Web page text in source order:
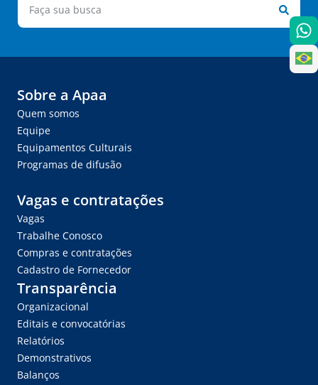
Sobre a Apaa
Quem somos
Equipe
Equipamentos Culturais
Programas de difusão
Vagas e contratações
Vagas
Trabalhe Conosco
Compras e contratações
Cadastro de Fornecedor
Transparência
Organizacional
Editais e convocatórias
Relatórios
Demonstrativos
Balanços